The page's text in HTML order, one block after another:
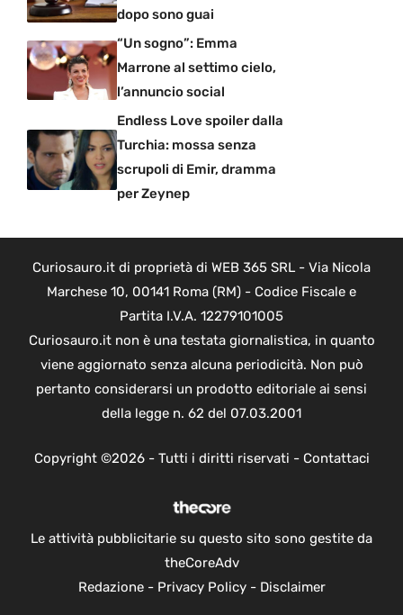
dopo sono guai
“Un sogno”: Emma
Marrone al settimo cielo,
l’annuncio social
Endless Love spoiler dalla
Turchia: mossa senza
scrupoli di Emir, dramma
per Zeynep
Curiosauro.it di proprietà di WEB 365 SRL - Via Nicola
Marchese 10, 00141 Roma (RM) - Codice Fiscale e
Partita I.V.A. 12279101005
Curiosauro.it non è una testata giornalistica, in quanto
viene aggiornato senza alcuna periodicità. Non può
pertanto considerarsi un prodotto editoriale ai sensi
della legge n. 62 del 07.03.2001
Copyright ©2026 - Tutti i diritti riservati - Contattaci
Le attività pubblicitarie su questo sito sono gestite da
theCoreAdv
Redazione- Privacy Policy- Disclaimer